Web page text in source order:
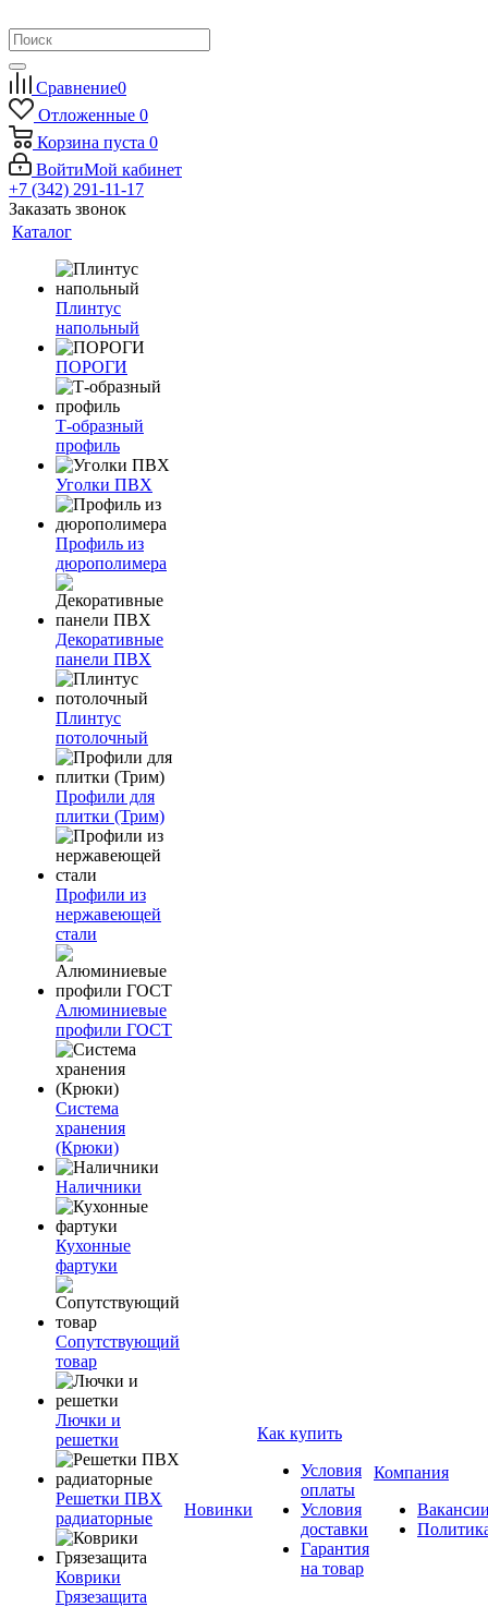
Сравнение0
Отложенные 0
Корзина пуста 0
ВойтиМой кабинет
+7 (342) 291-11-17
Заказать звонок
Каталог
Плинтус
напольный
ПОРОГИ
Т-образный
профиль
Уголки ПВХ
Профиль из
дюрополимера
Декоративные
панели ПВХ
Плинтус
потолочный
Профили для
плитки (Трим)
Профили из
нержавеющей
стали
Алюминиевые
профили ГОСТ
Система
хранения
(Крюки)
Наличники
Кухонные
фартуки
Сопутствующий
товар
Лючки и
решетки
Решетки ПВХ
радиаторные
Коврики
Грязезащита
Новинки
Как купить
Условия
оплаты
Условия
доставки
Гарантия
на товар
Компания